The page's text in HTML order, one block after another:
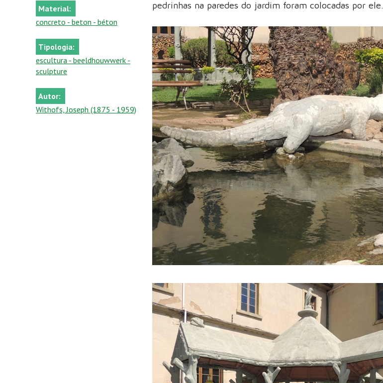
Material:
concreto - beton - béton
Tipologia:
escultura - beeldhouwwerk -
sculpture
Autor:
Withofs, Joseph (1875 - 1959)
pedrinhas na paredes do jardim foram colocadas por ele.